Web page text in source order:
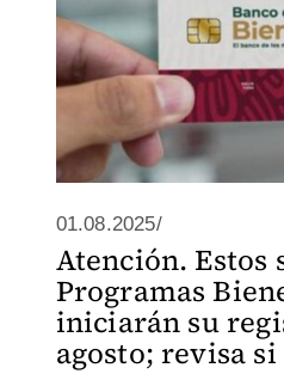
01.08.2025/
Atención. Estos
Programas
iniciarán su
agosto; revisa si